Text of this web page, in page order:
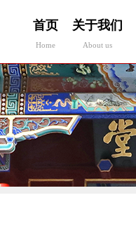
首页
Home
关于我们
About us